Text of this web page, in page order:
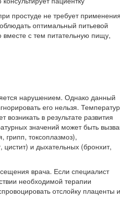
простуде не требует применения
оптимальный питьевой
вместе с тем питательную пищу,
нарушением. Однако данный
его нельзя.
в результате развития
значений может быть
грипп, токсоплазмоз),
и дыхательных (бронхит,
врача. Если специалист
необходимой терапии
отслойку плаценты